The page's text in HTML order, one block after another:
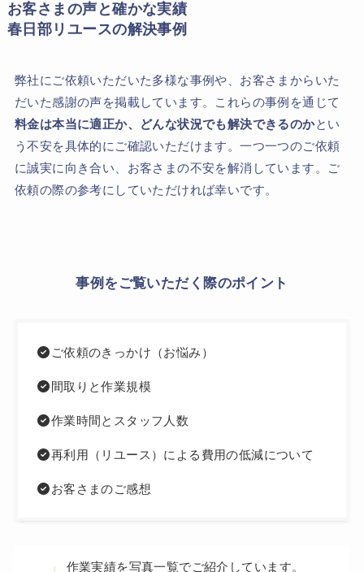
お客さまの声と確かな実績
春日部リユースの解決事例
弊社にご依頼いただいた多様な事例や、お客さまからいた
だいた感謝の声を掲載しています。これらの事例を通じて
料金は本当に適正か、どんな状況でも解決できるのかとい
う不安を具体的にご確認いただけます。一つ一つのご依頼
に誠実に向き合い、お客さまの不安を解消しています。ご
依頼の際の参考にしていただければ幸いです。
事例をご覧いただく際のポイント
ご依頼のきっかけ（お悩み）
間取りと作業規模
作業時間とスタッフ人数
再利用（リユース）による費用の低減について
お客さまのご感想
作業実績を写真一覧でご紹介しています。